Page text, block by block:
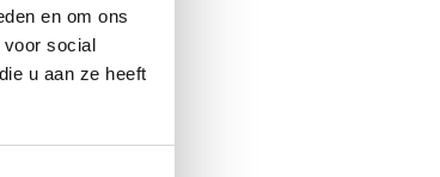
en om ons
voor social
u aan ze heeft